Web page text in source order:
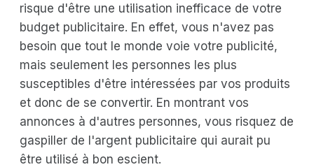
risque d'être une utilisation inefficace de votre
budget publicitaire. En effet, vous n'avez pas
besoin que tout le monde voie votre publicité,
mais seulement les personnes les plus
susceptibles d'être intéressées par vos produits
et donc de se convertir. En montrant vos
annonces à d'autres personnes, vous risquez de
gaspiller de l'argent publicitaire qui aurait pu
être utilisé à bon escient.